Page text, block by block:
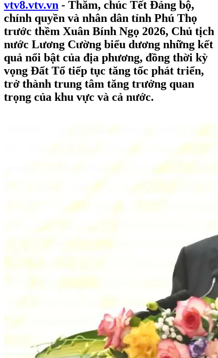
vtv8.vtv.vn - Thăm, chúc Tết Đảng bộ,
chính quyền và nhân dân tỉnh Phú Thọ
trước thềm Xuân Bính Ngọ 2026, Chủ tịch
nước Lương Cường biểu dương những kết
quả nổi bật của địa phương, đồng thời kỳ
vọng Đất Tổ tiếp tục tăng tốc phát triển,
trở thành trung tâm tăng trưởng quan
trọng của khu vực và cả nước.